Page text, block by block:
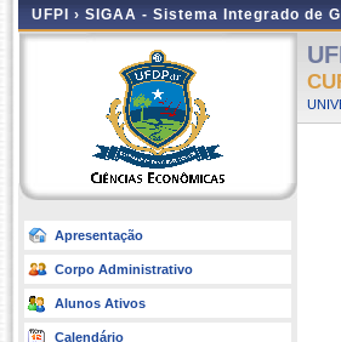
UFPI › SIGAA - Sistema Integrado de
Apresentação
Corpo Administrativo
Alunos Ativos
Calendário